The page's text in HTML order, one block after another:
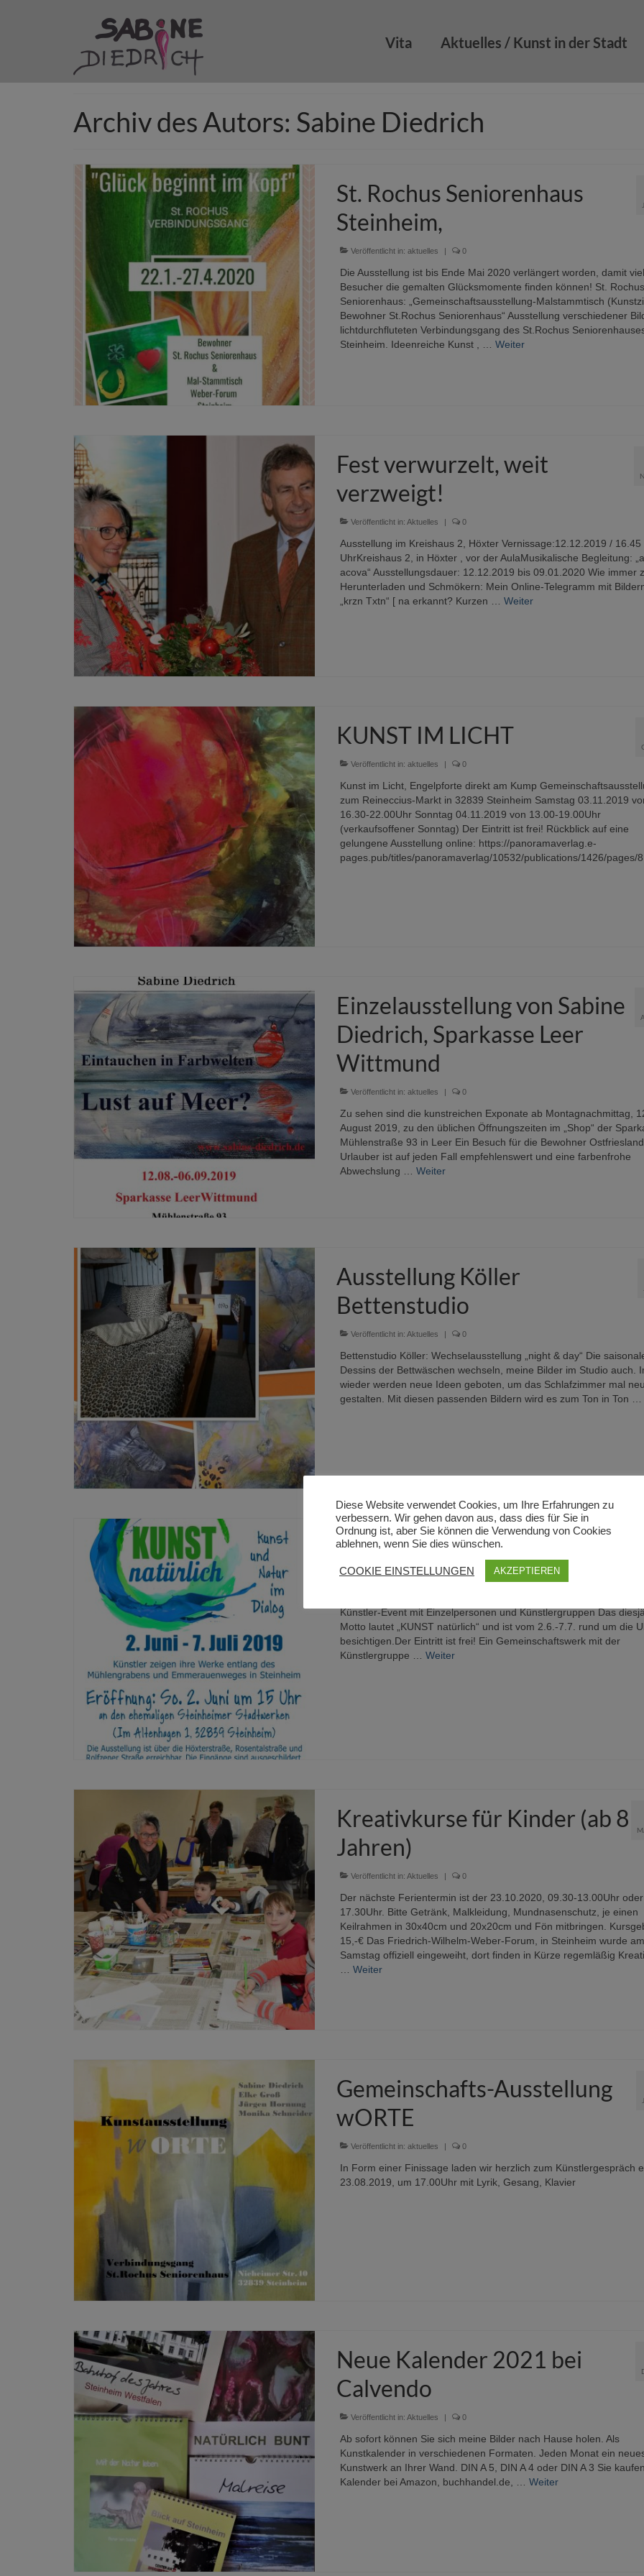
Vita Aktuelles / Kunst in der Stadt
Archiv des Autors: Sabine Diedrich
St. Rochus Seniorenhaus
Steinheim,
Veröffentlicht in: aktuelles | 0
Die Ausstellung ist bis Ende Mai 2020 verlängert worden, damit
Besucher die gemalten Glücksmomente finden können! St. Rochus
Seniorenhaus: „Gemeinschaftsausstellung-Malstammtisch
Bewohner St.Rochus Seniorenhaus“ Ausstellung verschiedener
lichtdurchfluteten Verbindungsgang des St.Rochus
Steinheim. Ideenreiche Kunst , … Weiter
Fest verwurzelt, weit
verzweigt!
Veröffentlicht in: Aktuelles | 0
Ausstellung im Kreishaus 2, Höxter Vernissage:12.12.2019 / 16.45
UhrKreishaus 2, in Höxter , vor der AulaMusikalische Begleitung:
acova“ Ausstellungsdauer: 12.12.2019 bis 09.01.2020 Wie immer
Herunterladen und Schmökern: Mein Online-Telegramm mit
„krzn Txtn“ [ na erkannt? Kurzen … Weiter
KUNST IM LICHT
Veröffentlicht in: aktuelles | 0
Kunst im Licht, Engelpforte direkt am Kump
zum Reineccius-Markt in 32839 Steinheim Samstag 03.11.2019
16.30-22.00Uhr Sonntag 04.11.2019 von 13.00-19.00Uhr
(verkaufsoffener Sonntag) Der Eintritt ist frei! Rückblick auf eine
gelungene Ausstellung online: https://panoramaverlag.e-
pages.pub/titles/panoramaverlag/10532/publications/1426/pages/8
Einzelausstellung von Sabine
Diedrich, Sparkasse Leer
Wittmund
Veröffentlicht in: aktuelles 0
Zu sehen sind die kunstreichen Exponate ab Montagnachmittag,
August 2019, zu den üblichen Öffnungszeiten im „Shop“ der
Mühlenstraße 93 in Leer Ein Besuch für die Bewohner
Urlauber ist auf jeden Fall empfehlenswert und eine farbenfrohe
Abwechslung … Weiter
Ausstellung Köller
Bettenstudio
Veröffentlicht in: Aktuelles | 0
Bettenstudio Köller: Wechselausstellung „night & day“ Die
Dessins der Bettwäschen wechseln, meine Bilder im Studio auch.
wieder werden neue Ideen geboten, um das Schlafzimmer mal
gestalten. Mit diesen passenden Bildern wird es zum Ton in Ton …
Kunst unter freiem Himmel
Veröffentlicht in:aktuelles | 0
Zum 10. Mal hat die Junge Kultur die Outdoor-Kunstaktion
Künstler-Event mit Einzelpersonen und Künstlergruppen Das
Motto lautet „KUNST natürlich“ und ist vom 2.6.-7.7. rund um die
besichtigen.Der Eintritt ist frei! Ein Gemeinschaftswerk mit der
Künstlergruppe … Weiter
Kreativkurse für Kinder (ab 8
Jahren)
Veröffentlicht in: Aktuelles | 0
Der nächste Ferientermin ist der 23.10.2020, 09.30-13.00Uhr
17.30Uhr. Bitte Getränk, Malkleidung, Mundnasenschutz, je einen
Keilrahmen in 30x40cm und 20x20cm und Fön mitbringen.
15,-€ Das Friedrich-Wilhelm-Weber-Forum, in Steinheim wurde am
Samstag offiziell eingeweiht, dort finden in Kürze regemläßig
Weiter
Gemeinschafts-Ausstellung
wORTE
Veröffentlicht in: aktuelles 0
In Form einer Finissage laden wir herzlich zum Künstlergespräch
23.08.2019, um 17.00Uhr mit Lyrik, Gesang, Klavier
Neue Kalender 2021 bei
Calvendo
Veröffentlicht in: Aktuelles 0
Ab sofort können Sie sich meine Bilder nach Hause holen. Als
Kunstkalender in verschiedenen Formaten. Jeden Monat ein
Kunstwerk an Ihrer Wand. DIN A 5, DIN A 4 oder DIN A 3 Sie
Kalender bei Amazon, buchhandel.de, … Weiter
Diese Website verwendet Cookies, um Ihre Erfahrungen zu
verbessern. Wir gehen davon aus, dass dies für Sie in
Ordnung ist, aber Sie können die Verwendung von Cookies
ablehnen, wenn Sie dies wünschen.
COOKIE EINSTELLUNGEN AKZEPTIEREN